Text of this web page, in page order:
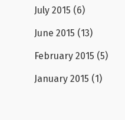
July 2015 (6)
June 2015 (13)
February 2015 (5)
January 2015 (1)